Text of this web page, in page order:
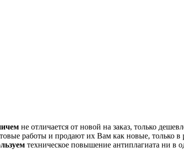
не отличается от новой на заказ, только
работы и продают их Вам как новые, только в
техническое повышение антиплагиата ни в